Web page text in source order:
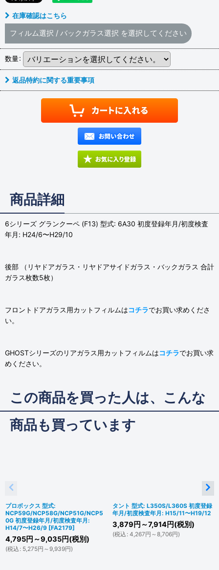
在庫確認はこちら
フィルム選択 / バックガラス選択 を選択してください
数量:
返品特約に関する重要事項
商品詳細
6シリーズ グランクーペ (F13) 型式: 6A30 初度登録年月/初度検査
年月: H24/6〜H29/10
後部 （リヤドアガラス・リヤドアサイドガラス・バックガラス 合計
ガラス枚数5枚）
フロントドアガラス用カットフィルムはコチラでお買い求めくださ
い。
GHOSTシリーズのリアガラス用カットフィルムはコチラでお買い求
めください。
この商品を買った人は、こんな
商品も買っています
プロボックス 型式:
NCP59G/NCP58G/NCP51G/NCP5
0G 初度登録年月/初度検査年月:
H14/7〜H26/9 [FA2179]
4,795円 ～9,035円(税別)
(税込 : 5,275円 ～9,939円)
タント 型式: L350S/L360S 初度登録
年月/初度検査年月: H15/11〜H19/12
3,879 円 ～7,914円(税別)
(税込 : 4,267円 ～8,706円)